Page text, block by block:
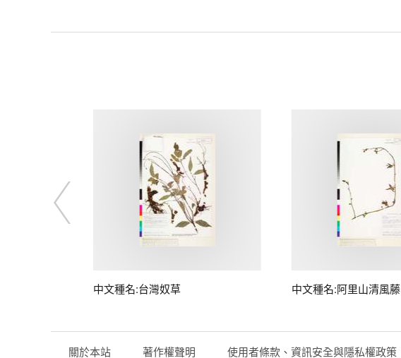
中文種名:台灣奴草 中文種名:阿里山清風藤
關於本站 著作權聲明 使用者條款、資訊安全與隱私權政策